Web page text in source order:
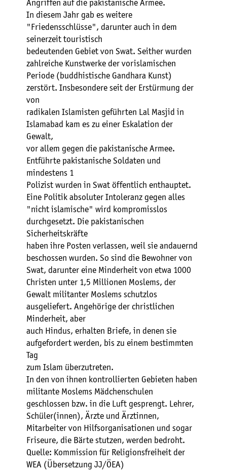
Angriffen auf die pakistanische Armee.
In diesem Jahr gab es weitere
"Friedensschlüsse", darunter auch in dem
seinerzeit touristisch
bedeutenden Gebiet von Swat. Seither wurden
zahlreiche Kunstwerke der vorislamischen
Periode (buddhistische Gandhara Kunst)
zerstört. Insbesondere seit der Erstürmung der
von
radikalen Islamisten geführten Lal Masjid in
Islamabad kam es zu einer Eskalation der
Gewalt,
vor allem gegen die pakistanische Armee.
Entführte pakistanische Soldaten und
mindestens 1
Polizist wurden in Swat öffentlich enthauptet.
Eine Politik absoluter Intoleranz gegen alles
"nicht islamische" wird kompromisslos
durchgesetzt. Die pakistanischen
Sicherheitskräfte
haben ihre Posten verlassen, weil sie andauernd
beschossen wurden. So sind die Bewohner von
Swat, darunter eine Minderheit von etwa 1000
Christen unter 1,5 Millionen Moslems, der
Gewalt militanter Moslems schutzlos
ausgeliefert. Angehörige der christlichen
Minderheit, aber
auch Hindus, erhalten Briefe, in denen sie
aufgefordert werden, bis zu einem bestimmten
Tag
zum Islam überzutreten.
In den von ihnen kontrollierten Gebieten haben
militante Moslems Mädchenschulen
geschlossen bzw. in die Luft gesprengt. Lehrer,
Schüler(innen), Ärzte und Ärztinnen,
Mitarbeiter von Hilfsorganisationen und sogar
Friseure, die Bärte stutzen, werden bedroht.
Quelle: Kommission für Religionsfreiheit der
WEA (Übersetzung JJ/ÖEA)